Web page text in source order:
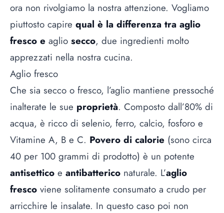
ora non rivolgiamo la nostra attenzione. Vogliamo
piuttosto capire qual è la differenza tra aglio
fresco e aglio secco, due ingredienti molto
apprezzati nella nostra cucina.
Aglio fresco
Che sia secco o fresco, l’aglio mantiene pressoché
inalterate le sue proprietà. Composto dall’80% di
acqua, è ricco di selenio, ferro, calcio, fosforo e
Vitamine A, B e C. Povero di calorie (sono circa
40 per 100 grammi di prodotto) è un potente
antisettico e antibatterico naturale. L’aglio
fresco viene solitamente consumato a crudo per
arricchire le insalate. In questo caso poi non